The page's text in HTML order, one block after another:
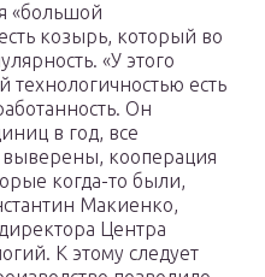
«большой
козырь, который во
«У этого
технологичностью есть
Он
в год, все
выверены, кооперация
когда-то были,
Макиенко,
Центра
К этому следует